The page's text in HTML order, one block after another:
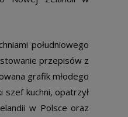
południowego
przepisów z
grafik młodego
kuchni, opatrzył
w Polsce oraz